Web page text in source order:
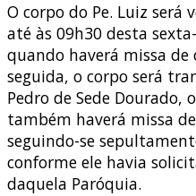
O corpo do Pe. Luiz será
até às 09h30 desta
quando haverá missa de
seguida, o corpo será
Pedro de Sede Dourado,
também haverá missa
seguindo-se
conforme ele havia
daquela Paróquia.